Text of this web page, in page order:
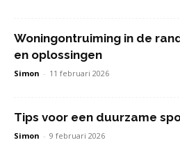
Woningontruiming in de
en oplossingen
Simon - 11 februari 2026
Tips voor een duurzame
Simon - 9 februari 2026